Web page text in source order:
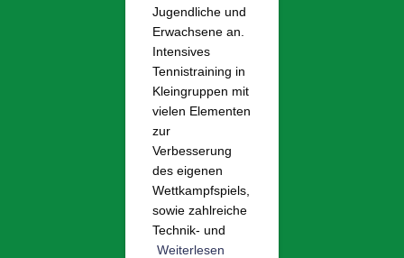
Jugendliche und
Erwachsene an.
Intensives
Tennistraining in
Kleingruppen mit
vielen Elementen
zur
Verbesserung
des eigenen
Wettkampfspiels,
sowie zahlreiche
Technik- und
Weiterlesen